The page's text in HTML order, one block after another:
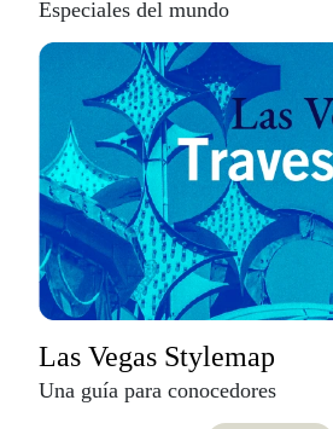
Especiales del mundo
Las Vegas Stylemap
Una guía para conocedores